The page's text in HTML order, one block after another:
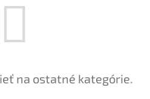
na ostatné kategórie.